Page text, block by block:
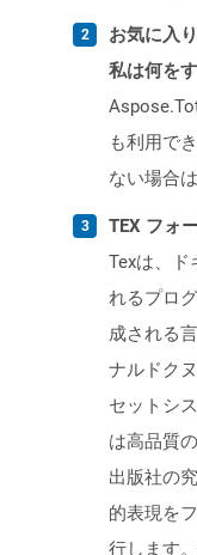
お気に入
私は何を
も利用で
ない場合
TEX フォ
Texは、ド
れるプロ
成される
ナルドク
セットシ
は高品質
出版社の
的表現を
行します